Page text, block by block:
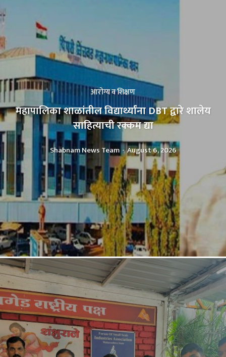
आरोग्य व शिक्षण
महापालिका शाळांतील विद्यार्थ्यांना DBT द्वारे शालेय
साहित्याची रक्कम द्या
Shabnam News Team - August 6, 2026